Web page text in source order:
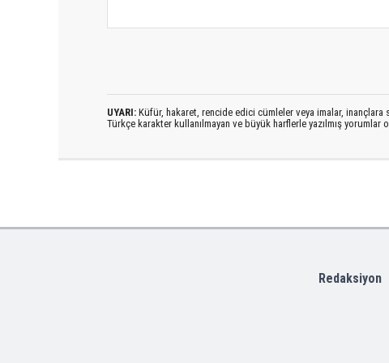
UYARI: Küfür, hakaret, rencide edici cümleler veya imalar, inançlara
Türkçe karakter kullanılmayan ve büyük harflerle yazılmış yorumlar
Redaksiyon